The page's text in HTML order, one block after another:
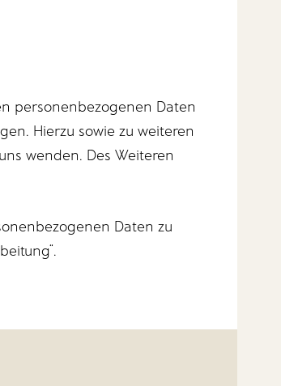
personenbezogenen Daten
Hierzu sowie zu weiteren
wenden. Des Weiteren
Daten zu